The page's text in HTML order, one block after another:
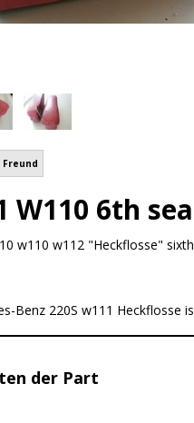
W110 6th
w110 w112 "Heckflosse"
Benz 220S w111 Heckflosse
der Part